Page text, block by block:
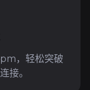
，轻松突破
接。